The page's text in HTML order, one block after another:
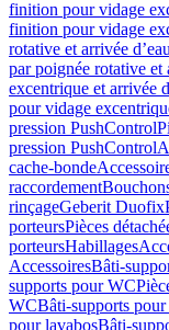
finition pour vidage
finition pour vidage
rotative et arrivée d’eau
par poignée rotative et
excentrique et arrivée
pour vidage
pression PushControl
pression PushControl
cache-bonde
raccordement
rinçageGeberit Duofix
porteursPièces
porteursHabillages
AccessoiresBâti-
supports pour WC
WCBâti-supports pour
pour lavabosBâti-